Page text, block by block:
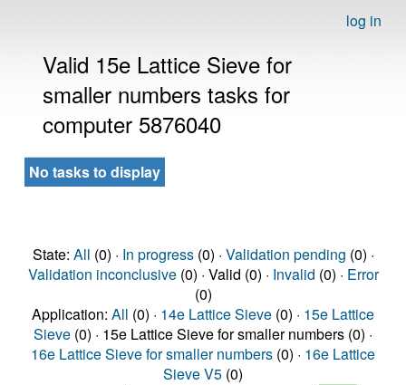
log in
Valid 15e Lattice Sieve for
smaller numbers tasks for
computer 5876040
No tasks to display
State: All (0) · In progress(0) · Validation pending (0) ·
Validation inconclusive(0) · Valid (0) · Invalid (0) · Error
(0)
Application: All (0) · 14e Lattice Sieve (0) · 15e Lattice
Sieve (0) · 15e Lattice Sieve for smaller numbers (0) ·
16e Lattice Sieve for smaller numbers (0) · 16e Lattice
Sieve V5 (0)